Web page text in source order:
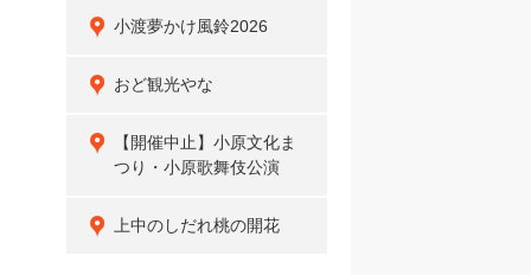
小渡夢かけ風鈴2026
おど観光やな
【開催中止】小原文化ま
つり・小原歌舞伎公演
上中のしだれ桃の開花